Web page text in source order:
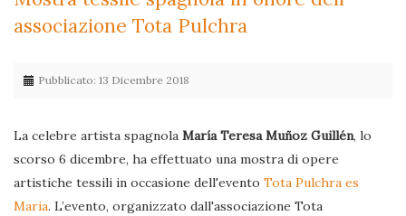
associazione Tota Pulchra
Pubblicato: 13 Dicembre 2018
La celebre artista spagnola María Teresa Muñoz Guillén, lo
scorso 6 dicembre, ha effettuato una mostra di opere
artistiche tessili in occasione dell'evento Tota Pulchra es
Maria. L’evento, organizzato dall'associazione Tota